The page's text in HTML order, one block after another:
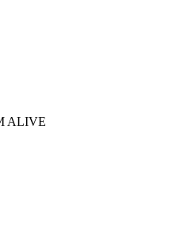
ALIVE